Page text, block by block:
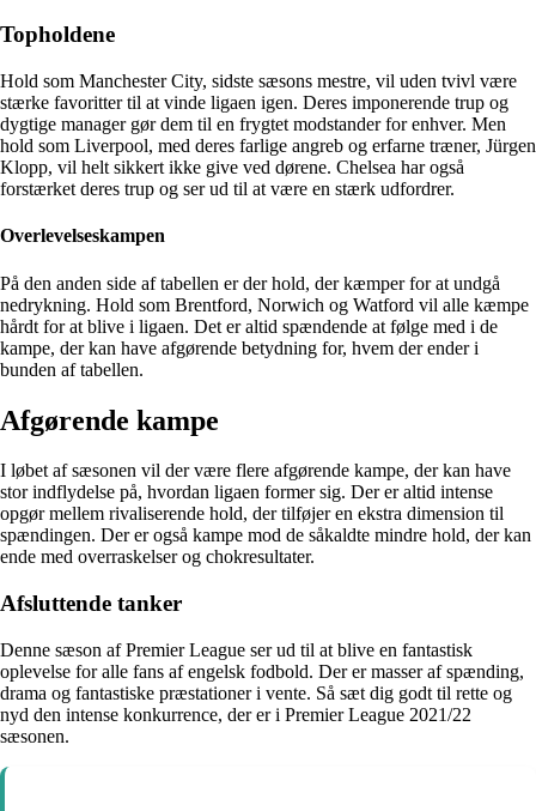
Topholdene
Hold som Manchester City, sidste sæsons mestre, vil uden tvivl være
stærke favoritter til at vinde ligaen igen. Deres imponerende trup og
dygtige manager gør dem til en frygtet modstander for enhver. Men
hold som Liverpool, med deres farlige angreb og erfarne træner, Jürgen
Klopp, vil helt sikkert ikke give ved dørene. Chelsea har også
forstærket deres trup og ser ud til at være en stærk udfordrer.
Overlevelseskampen
På den anden side af tabellen er der hold, der kæmper for at undgå
nedrykning. Hold som Brentford, Norwich og Watford vil alle kæmpe
hårdt for at blive i ligaen. Det er altid spændende at følge med i de
kampe, der kan have afgørende betydning for, hvem der ender i
bunden af tabellen.
Afgørende kampe
I løbet af sæsonen vil der være flere afgørende kampe, der kan have
stor indflydelse på, hvordan ligaen former sig. Der er altid intense
opgør mellem rivaliserende hold, der tilføjer en ekstra dimension til
spændingen. Der er også kampe mod de såkaldte mindre hold, der kan
ende med overraskelser og chokresultater.
Afsluttende tanker
Denne sæson af Premier League ser ud til at blive en fantastisk
oplevelse for alle fans af engelsk fodbold. Der er masser af spænding,
drama og fantastiske præstationer i vente. Så sæt dig godt til rette og
nyd den intense konkurrence, der er i Premier League 2021/22
sæsonen.